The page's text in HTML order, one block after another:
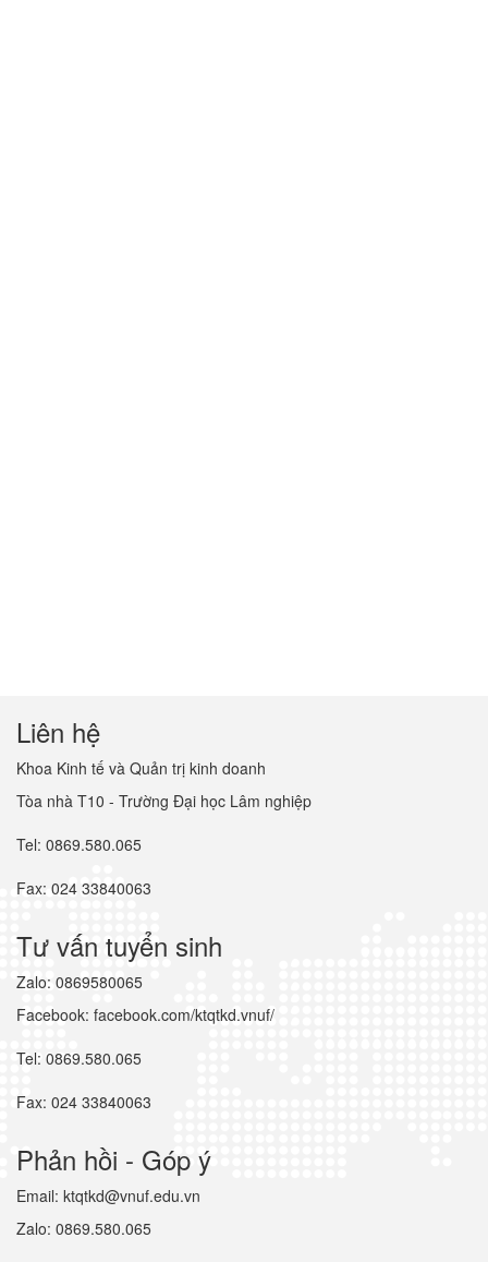
Liên hệ
Khoa Kinh tế và Quản trị kinh doanh
Tòa nhà T10 - Trường Đại học Lâm nghiệp
Tel: 0869.580.065
Fax: 024 33840063
Tư vấn tuyển sinh
Zalo: 0869580065
Facebook: facebook.com/ktqtkd.vnuf/
Tel: 0869.580.065
Fax: 024 33840063
Phản hồi - Góp ý
Email: ktqtkd@vnuf.edu.vn
Zalo: 0869.580.065